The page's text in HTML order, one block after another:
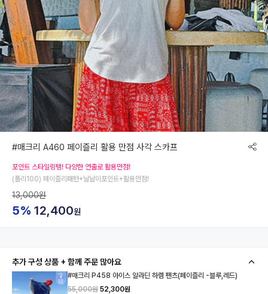
#매크리 A460 페이즐리 활용 만점 사각 스카프
포인트 스타일링템! 다양한 연출로 활용만점!
(폴리100) 페이즐리패턴+날날이포인트+활용만점!
13,000원
5% 12,400원
추가 구성 상품 + 함께 주문 많아요
#매크리 P458 아이스 알라딘 하렘 팬츠(페이즐리 -블루,레드)
55,000원 52,300원